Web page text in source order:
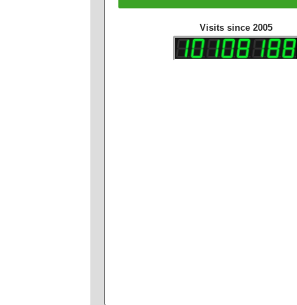
Visits since 2005